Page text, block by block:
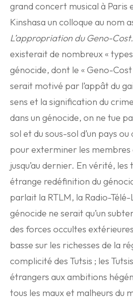
grand concert musical à Paris
Kinshasa un colloque au nom
L’appropriation du Geno-Cost.
existerait de nombreux «
génocide, dont le « Geno-
serait motivé par l’appât du
sens et la signification du
dans un génocide, on ne tue
sol et du sous-sol d’un pays
pour exterminer les membres
jusqu’au dernier. En vérité,
étrange redéfinition du
parlait la RTLM, la Radio-
génocide ne serait qu’un
des forces occultes
basse sur les richesses de la
complicité des Tutsis ; les
étrangers aux ambitions
tous les maux et malheurs du